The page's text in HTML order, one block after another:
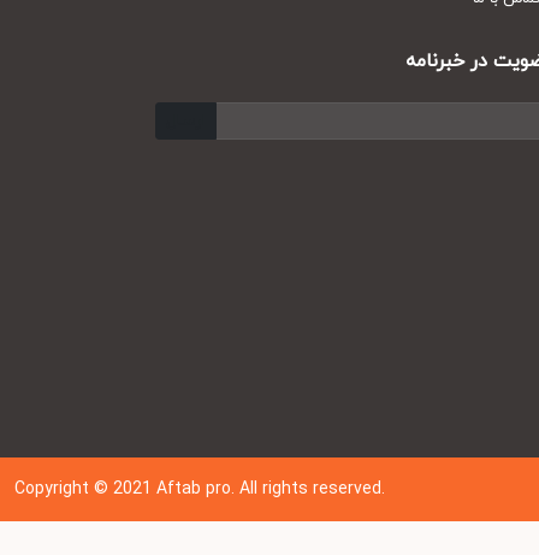
در خبرنامه
Copyright © 202 1Aftab pro. All rights reserved.